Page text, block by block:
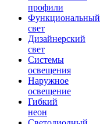
профили
Функциональный
свет
Дизайнерский
свет
Системы
освещения
Наружное
освещение
Гибкий
неон